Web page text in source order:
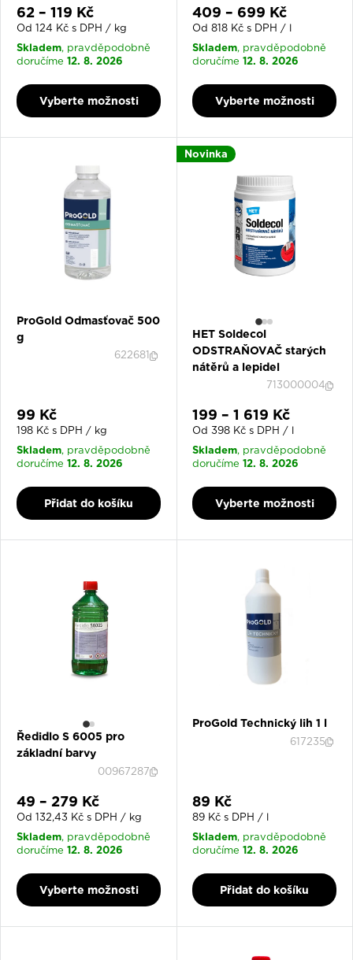
•Bezpečnost a ochrana
: Některá ředidla a technické
kapaliny mohou být nebezpečné při nesprávném použití.
Dodržujte bezpečnostní pokyny.
Výhody nákupu ředidel a technických
kapalin na JMBonline.cz
Široký sortiment kvalitních ředidela
Odborné poradenství při výběru správných produktů.
Objednávkaz pohodlí gauče, bleskové dodánía
Dostupnost všechny produkty sklademjsou
dostupnéna JMBonline.cz
Naše produkty jsou ideální pro profesionály i domácí
V případě jakýchkoliv dotazů nás neváhejte kontaktovat.
🔥
Slevová cena
62 – 119 Kč
Od 124 Kč s DPH / kg
Skladem, pravděpodobně
doručíme 12. 8. 2026
Vyberte možnosti
Slevová cena
409 – 699 Kč
Od 818 Kč s DPH / l
Skladem, pravděpodobně
doručíme 12. 8. 2026
Vyberte možnosti
ProGold Odmasťovač 500
g
622681
Slevová cena
99 Kč
198 Kč s DPH / kg
Skladem, pravděpodobně
doručíme 12. 8. 2026
Přidat do košíku
Novinka
HET Soldecol
ODSTRAŇOVAČ starých
nátěrů a lepidel
713000004
Slevová cena
199 – 1 619 Kč
Od 398 Kč s DPH / l
Skladem, pravděpodobně
doručíme 12. 8. 2026
Vyberte možnosti
Ředidlo S 6005 pro
základní barvy
00967287
Slevová cena
49 – 279 Kč
Od 132,43 Kč s DPH / kg
Skladem, pravděpodobně
doručíme 12. 8. 2026
Vyberte možnosti
ProGold Technický lih 1 l
617235
Slevová cena
89 Kč
89 Kč s DPH / l
Skladem, pravděpodobně
doručíme 12. 8. 2026
Přidat do košíku